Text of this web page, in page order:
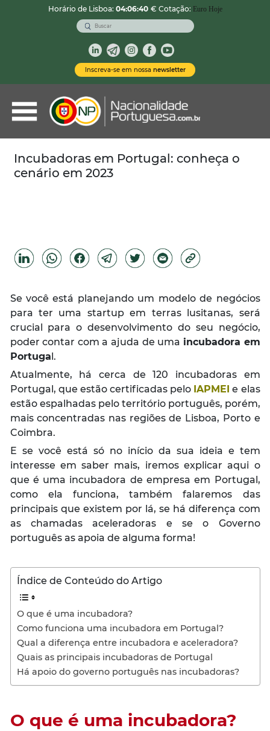
Horário de Lisboa: 04:06:42 € Cotação: Euro Hoje
Inscreva-se em nossa newsletter
Nacionalidade Portuguesa
Vistos de Residência
Imóveis em Portugal
Demais Serviços
Incubadoras em Portugal: conheça o
cenário em 2023
Se você está planejando um modelo de negócios
para ter uma startup em terras lusitanas, será
crucial para o desenvolvimento do seu negócio,
poder contar com a ajuda de uma incubadora em
Portugal.
Atualmente, há cerca de 120 incubadoras em
Portugal, que estão certificadas pelo IAPMEI e elas
estão espalhadas pelo território português, porém,
mais concentradas nas regiões de Lisboa, Porto e
Coimbra.
E se você está só no início da sua ideia e tem
interesse em saber mais, iremos explicar aqui o
que é uma incubadora de empresa em Portugal,
como ela funciona, também falaremos das
principais que existem por lá, se há diferença com
as chamadas aceleradoras e se o Governo
português as apoia de alguma forma!
Índice de Conteúdo do Artigo
O que é uma incubadora?
Como funciona uma incubadora em Portugal?
Qual a diferença entre incubadora e aceleradora?
Quais as principais incubadoras de Portugal
Há apoio do governo português nas incubadoras?
O que é uma incubadora?